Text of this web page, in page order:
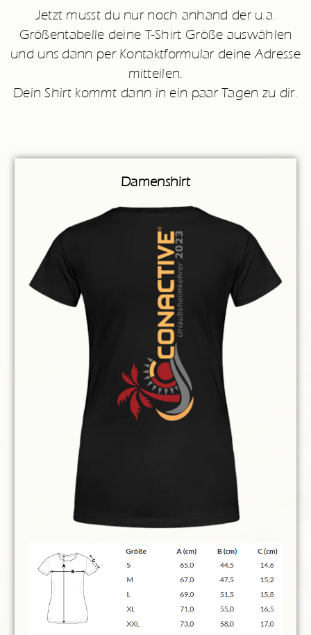
Jetzt musst du nur noch anhand der u.a.
Größentabelle deine T-Shirt Größe auswählen
und uns dann per Kontaktformular deine Adresse
mitteilen.
Dein Shirt kommt dann in ein paar Tagen zu dir.
Damenshirt